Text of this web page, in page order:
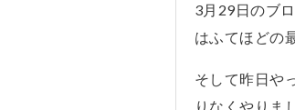
3月29日のブ
はふてほどの
そして昨日や
りなくやりま